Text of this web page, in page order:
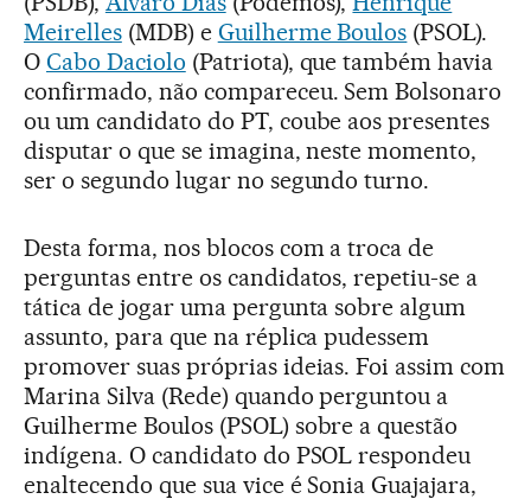
Meirelles(MDB) e Guilherme Boulos (PSOL).
O Cabo Daciolo (Patriota), que também havia
confirmado, não compareceu. Sem Bolsonaro
ou um candidato do PT, coube aos presentes
disputar o que se imagina, neste momento,
ser o segundo lugar no segundo turno.
Desta forma, nos blocos com a troca de
perguntas entre os candidatos, repetiu-se a
tática de jogar uma pergunta sobre algum
assunto, para que na réplica pudessem
promover suas próprias ideias. Foi assim com
Marina Silva (Rede) quando perguntou a
Guilherme Boulos (PSOL) sobre a questão
indígena. O candidato do PSOL respondeu
enaltecendo que sua vice é Sonia Guajajara,